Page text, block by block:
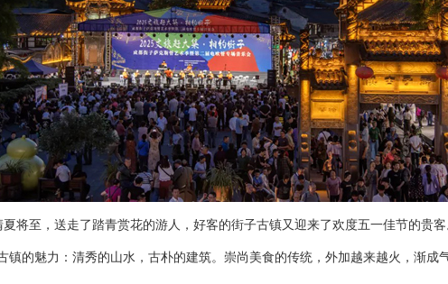
将至，送走了踏青赏花的游人，好客的街子古镇又迎来了欢度五一佳节的贵客
镇的魅力：清秀的山水，古朴的建筑。崇尚美食的传统，外加越来越火，渐成